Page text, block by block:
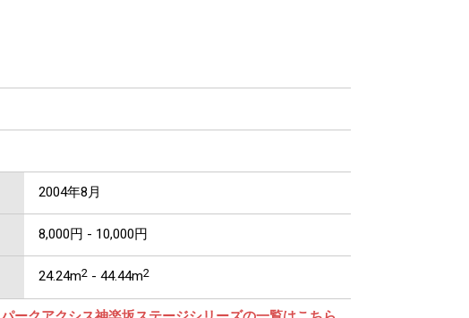
2004年8月
8,000円 - 10,000円
24.24m2 - 44.44m2